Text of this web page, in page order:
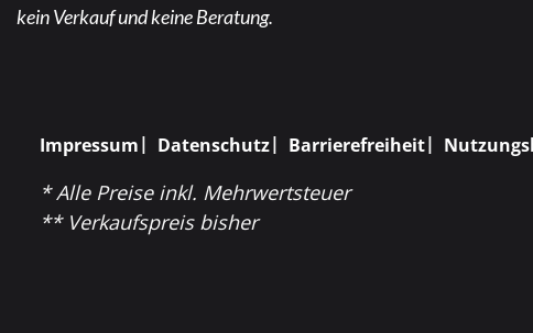
kein Verkauf und keine Beratung.
Impressum Datenschutz Barrierefreiheit
* Alle Preise inkl. Mehrwertsteuer
** Verkaufspreis bisher